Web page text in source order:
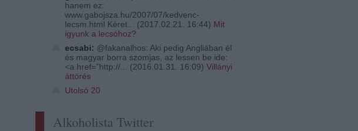
hanem ez:
www.gabojsza.hu/2007/07/kedvenc-
lecsm.html Kéret... (2017.02.21. 16:44) Mit
igyunk a lecsóhoz?
ecsabi: @fakanalhos: Aki pedig Angliában él
és magyar borra szomjas, az lessen be ide:
<a href="http://... (2016.01.31. 16:09) Villányi
áttörés
Utolsó 20
Alkoholista Twitter